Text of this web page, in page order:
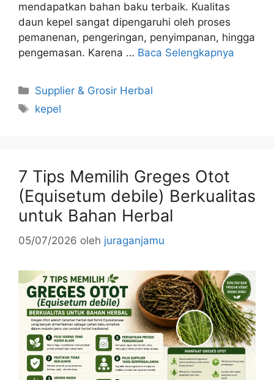
mendapatkan bahan baku terbaik. Kualitas
daun kepel sangat dipengaruhi oleh proses
pemanenan, pengeringan, penyimpanan, hingga
pengemasan. Karena … Baca Selengkapnya
Kategori
Supplier & Grosir Herbal
Tag
kepel
7 Tips Memilih Greges Otot
(Equisetum debile) Berkualitas
untuk Bahan Herbal
05/07/2026 oleh juraganjamu